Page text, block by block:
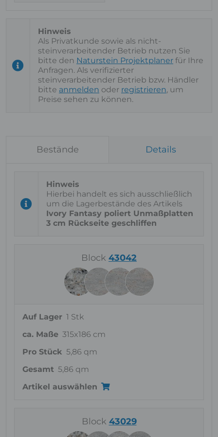
Als Privatkunde sowie als nicht-
steinverarbeitender Betrieb nutzen Sie
bitte den Naturstein Projektplaner für Ihre
Anfragen. Als verifizierter
steinverarbeitender Betrieb bzw. Händler
bitte anmelden oder registrieren, um
Preise sehen zu können.
Bestände Details
Hierbei handelt es sich ausschließlich
um die Lagerbestände des Artikels
Ivory Fantasy poliert Unmaßplatten
3 cm Rückseite geschliffen
Block 43042
Auf Lager 1 Stk
ca. Maße 315x186 cm
Pro Stück 5,86 qm
Gesamt 5,86 qm
Artikel auswählen
Block 43029